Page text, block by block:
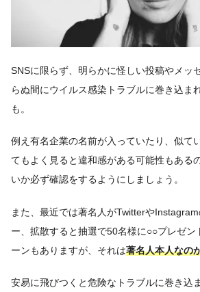
SNSに限らず、明らかに怪しい投稿やメッ
らぬ間にウイルス感染トラブルに巻き込ま
も。
例え有名企業の名前が入っていたり、似て
てもよく見ると違和感がある可能性もある
いか必ず確認をするようにしましょう。
また、最近では著名人がTwitterや
ー、拡散すると抽選で50名様に○○プレゼン
ーンもありますが、それは著名人本人なの
安易に飛びつくと危険なトラブルに巻き込